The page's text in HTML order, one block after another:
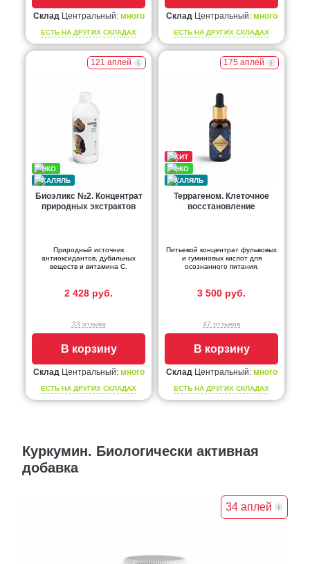
СкладЦентральный: много
ЕСТЬ НА ДРУГИХ СКЛАДАХ
СкладЦентральный: много
ЕСТЬ НА ДРУГИХ СКЛАДАХ
121 аплей
Биоэликс №2. Концентрат
природных экстрактов
Природный источник
антиоксидантов, дубильных
веществ и витамина С.
2 428 руб.
33 отзыва
В корзину
СкладЦентральный: много
ЕСТЬ НА ДРУГИХ СКЛАДАХ
175 аплей
Террагеном. Клеточное
восстановление
Питьевой концентрат фульвовых
и гуминовых кислот для
осознанного питания.
3 500 руб.
47 отзывов
В корзину
СкладЦентральный: много
ЕСТЬ НА ДРУГИХ СКЛАДАХ
Куркумин. Биологически активная
добавка
34 аплей